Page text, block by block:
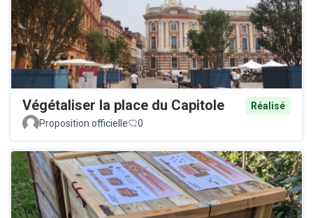
Végétaliser la place du Capitole
Réalisé
Proposition officielle
0